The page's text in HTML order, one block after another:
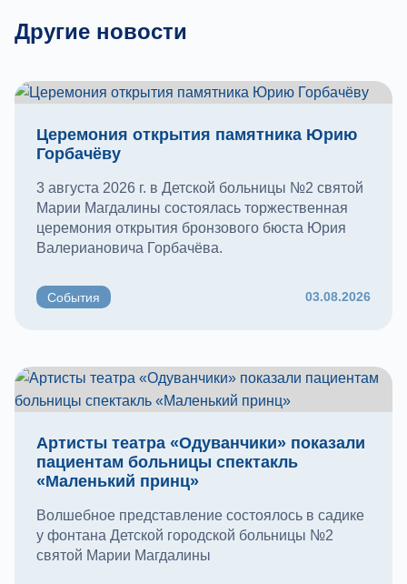
Другие новости
Церемония открытия памятника Юрию
Горбачёву
3 августа 2026 г. в Детской больницы №2 святой
Марии Магдалины состоялась торжественная
церемония открытия бронзового бюста Юрия
Валериановича Горбачёва.
События 03.08.2026
Артисты театра «Одуванчики» показали
пациентам больницы спектакль
«Маленький принц»
Волшебное представление состоялось в садике
у фонтана Детской городской больницы №2
святой Марии Магдалины